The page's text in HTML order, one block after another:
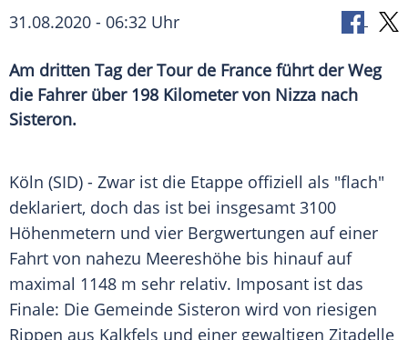
31.08.2020 - 06:32 Uhr
Am dritten Tag der Tour de France führt der Weg
die Fahrer über 198 Kilometer von Nizza nach
Sisteron.
Köln (SID) - Zwar ist die Etappe offiziell als "flach"
deklariert, doch das ist bei insgesamt 3100
Höhenmetern und vier Bergwertungen auf einer
Fahrt von nahezu Meereshöhe bis hinauf auf
maximal 1148 m sehr relativ. Imposant ist das
Finale: Die Gemeinde Sisteron wird von riesigen
Rippen aus Kalkfels und einer gewaltigen Zitadelle